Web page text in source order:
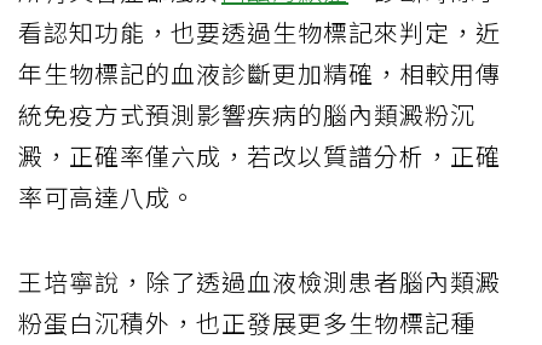
看認知功能，也要透過生物標記來判定，近
年生物標記的血液診斷更加精確，相較用傳
統免疫方式預測影響疾病的腦內類澱粉沉
澱，正確率僅六成，若改以質譜分析，正確
率可高達八成。
王培寧說，除了透過血液檢測患者腦內類澱
粉蛋白沉積外，也正發展更多生物標記種